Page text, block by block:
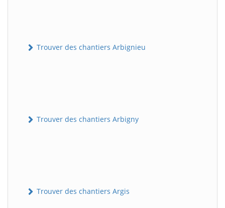
Trouver des chantiers Arbignieu
Trouver des chantiers Arbigny
Trouver des chantiers Argis